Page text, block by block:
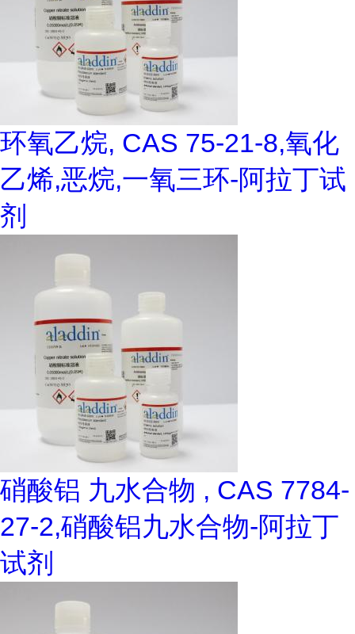
环氧乙烷, CAS 75-21-8,氧化
乙烯,恶烷,一氧三环-阿拉丁试
剂
硝酸铝 九水合物 , CAS 7784-
27-2,硝酸铝九水合物-阿拉丁
试剂